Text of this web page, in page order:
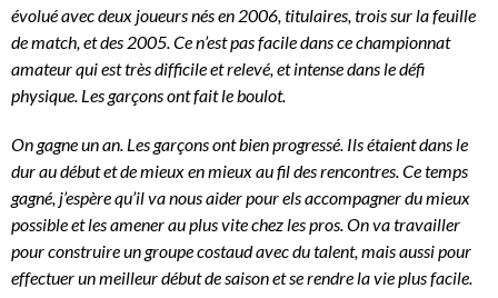
évolué avec deux joueurs nés en 2006, titulaires, trois sur la feuille
de match, et des 2005. Ce n’est pas facile dans ce championnat
amateur qui est très difficile et relevé, et intense dans le défi
physique. Les garçons ont fait le boulot.
On gagne un an. Les garçons ont bien progressé. Ils étaient dans le
dur au début et de mieux en mieux au fil des rencontres. Ce temps
gagné, j’espère qu’il va nous aider pour els accompagner du mieux
possible et les amener au plus vite chez les pros. On va travailler
pour construire un groupe costaud avec du talent, mais aussi pour
effectuer un meilleur début de saison et se rendre la vie plus facile.